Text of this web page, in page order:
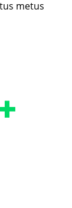
metus